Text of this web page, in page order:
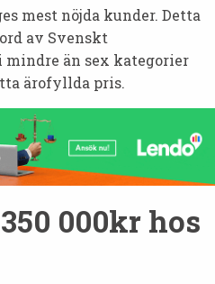
mest nöjda kunder. Detta
av Svenskt
än sex kategorier
ärofyllda pris.
000kr hos